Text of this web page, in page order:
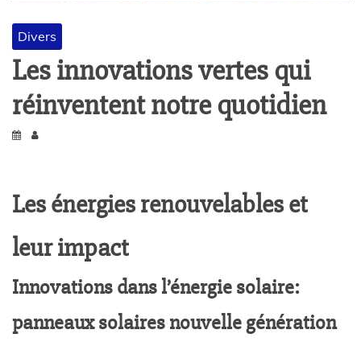
Divers
Les innovations vertes qui
réinventent notre quotidien
Les énergies renouvelables et
leur impact
Innovations dans l’énergie solaire:
panneaux solaires nouvelle génération